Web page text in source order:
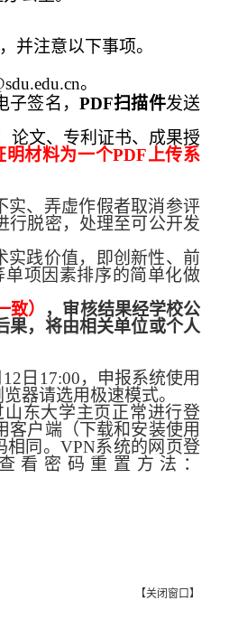
并注意以下事项。
。
子签名，PDF扫描件发送
论文、专利证书、成果授
明材料为一个PDF上传系
实、弄虚作假者取消参评
行脱密，处理至可公开发
实践价值，即创新性、前
项因素排序的简单化做
）
，审核结果经学校公
果，将由相关单位或个人
12 日 17:00，申报系统使用
览器请选用极速模式。
山东大学主页正常进行登
客户端（下载和安装使用
同。 VPN系统的网页登
看密码重置方法：
【关闭窗口】